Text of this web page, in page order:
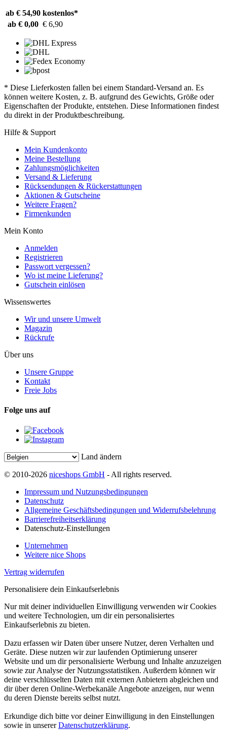
ab € 54,90 kostenlos*
ab € 0,00 € 6,90
* Diese Lieferkosten fallen bei einem Standard-Versand an. Es
können weitere Kosten, z. B. aufgrund des Gewichts, Größe oder
Eigenschaften der Produkte, entstehen. Diese Informationen findest
du direkt in der Produktbeschreibung.
Hilfe & Support
Mein Kundenkonto
Meine Bestellung
Zahlungsmöglichkeiten
Versand & Lieferung
Rücksendungen & Rückerstattungen
Aktionen & Gutscheine
Weitere Fragen?
Firmenkunden
Mein Konto
Anmelden
Registrieren
Passwort vergessen?
Wo ist meine Lieferung?
Gutschein einlösen
Wissenswertes
Wir und unsere Umwelt
Magazin
Rückrufe
Über uns
Unsere Gruppe
Kontakt
Freie Jobs
Folge uns auf
Land ändern
© 2010-2026 niceshops GmbH - All rights reserved.
Impressum und Nutzungsbedingungen
Datenschutz
Allgemeine Geschäftsbedingungen und Widerrufsbelehrung
Barrierefreiheitserklärung
Datenschutz-Einstellungen
Unternehmen
Weitere nice Shops
Vertrag widerrufen
Personalisiere dein Einkaufserlebnis
Nur mit deiner individuellen Einwilligung verwenden wir Cookies
und weitere Technologien, um dir ein personalisiertes
Einkaufserlebnis zu bieten.
Dazu erfassen wir Daten über unsere Nutzer, deren Verhalten und
Geräte. Diese nutzen wir zur laufenden Optimierung unserer
Website und um dir personalisierte Werbung und Inhalte anzuzeigen
sowie zur Analyse der Nutzungsstatistiken. Außerdem können wir
deine verschlüsselten Daten mit externen Anbietern abgleichen und
dir über deren Online-Werbekanäle Angebote anzeigen, nur wenn
du deren Dienste bereits selbst nutzt.
Erkundige dich bitte vor deiner Einwilligung in den Einstellungen
sowie in unsererDatenschutzerklärung.